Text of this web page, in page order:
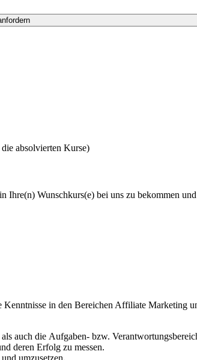
absolvierten Kurse)
Wunschkurs(e) bei uns zu bekommen
Kenntnisse in den Bereichen Affiliate Marketing
auch die Aufgaben- bzw.
deren Erfolg zu messen.
umzusetzen.